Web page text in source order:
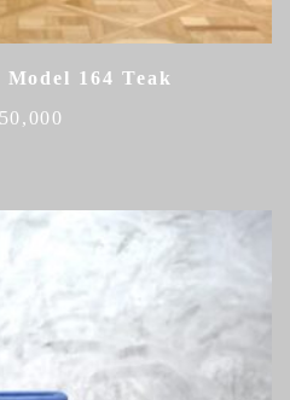
164 Teak